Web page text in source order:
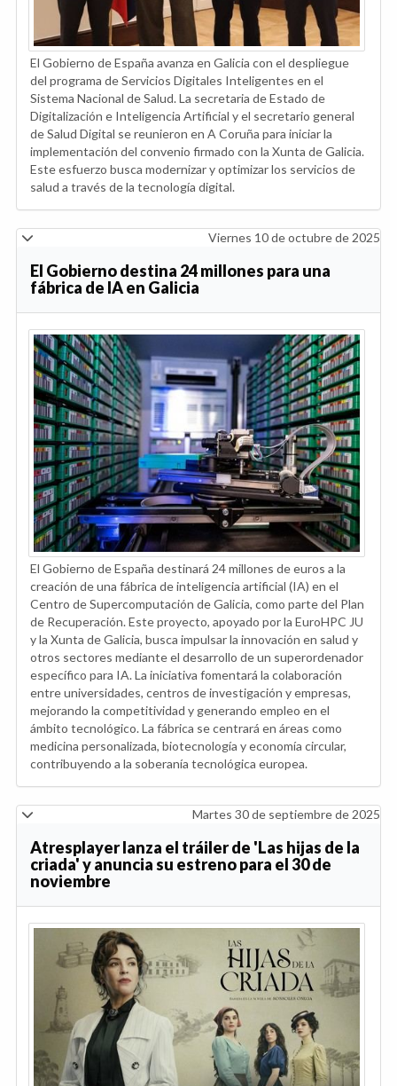
El Gobierno de España avanza en Galicia con el despliegue
del programa de Servicios Digitales Inteligentes en el
Sistema Nacional de Salud. La secretaria de Estado de
Digitalización e Inteligencia Artificial y el secretario general
de Salud Digital se reunieron en A Coruña para iniciar la
implementación del convenio firmado con la Xunta de Galicia.
Este esfuerzo busca modernizar y optimizar los servicios de
salud a través de la tecnología digital.
Viernes 10 de octubre de 2025
El Gobierno destina 24 millones para una
fábrica de IA en Galicia
El Gobierno de España destinará 24 millones de euros a la
creación de una fábrica de inteligencia artificial (IA) en el
Centro de Supercomputación de Galicia, como parte del Plan
de Recuperación. Este proyecto, apoyado por la EuroHPC JU
y la Xunta de Galicia, busca impulsar la innovación en salud y
otros sectores mediante el desarrollo de un superordenador
específico para IA. La iniciativa fomentará la colaboración
entre universidades, centros de investigación y empresas,
mejorando la competitividad y generando empleo en el
ámbito tecnológico. La fábrica se centrará en áreas como
medicina personalizada, biotecnología y economía circular,
contribuyendo a la soberanía tecnológica europea.
Martes 30 de septiembre de 2025
Atresplayer lanza el tráiler de 'Las hijas de la
criada' y anuncia su estreno para el 30 de
noviembre